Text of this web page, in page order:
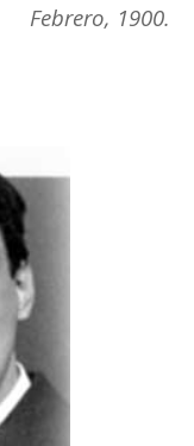
Febrero, 1900.